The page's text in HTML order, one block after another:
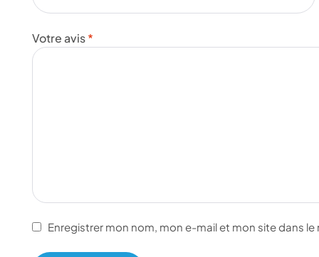
Votre avis*
Enregistrer mon nom, mon e-mail et mon site dans